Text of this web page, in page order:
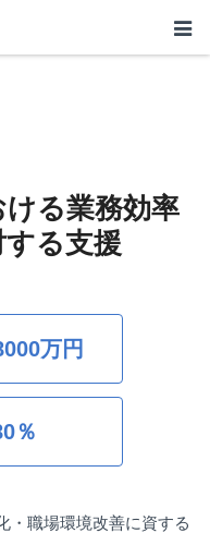
る業務効率
る支援
万円
％
・職場環境改善に資する